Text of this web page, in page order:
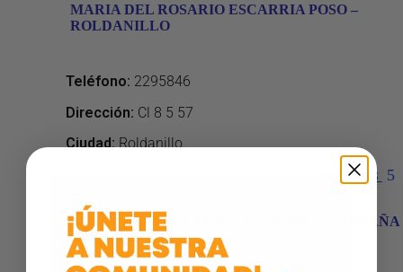
MARIA DEL ROSARIO ESCARRIA POSO –
ROLDANILLO
Teléfono: 2295846
Dirección: Cl 8 5 57
Ciudad: Roldanillo
Ver más
LABORATORIO CLINICO ESPERANZA UMAÑA
ROLDANILLO